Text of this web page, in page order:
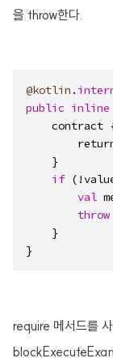
을 throw한다.
@kotlin .
public inline
contract
    }
if
val
throw
    }
}
require 메서드를